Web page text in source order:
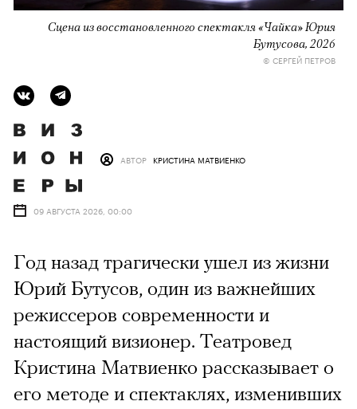
Сцена из восстановленного спектакля «Чайка» Юрия
Бутусова, 2026
© СЕРГЕЙ ПЕТРОВ
АВТОР КРИСТИНА МАТВИЕНКО
09 АВГУСТА 2026, 00:00
Год назад трагически ушел из жизни
Юрий Бутусов, один из важнейших
режиссеров современности и
настоящий визионер. Театровед
Кристина Матвиенко рассказывает о
его методе и спектаклях, изменивших